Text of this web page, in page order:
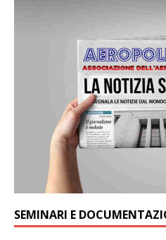
SEMINARI E